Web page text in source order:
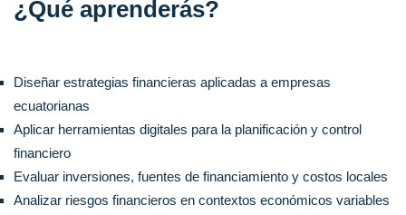
¿Qué aprenderás?
Diseñar estrategias financieras aplicadas a empresas
ecuatorianas
Aplicar herramientas digitales para la planificación y control
financiero
Evaluar inversiones, fuentes de financiamiento y costos locales
Analizar riesgos financieros en contextos económicos variables